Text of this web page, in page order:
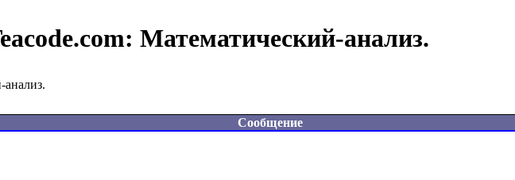
Математический-анализ.
Сообщение